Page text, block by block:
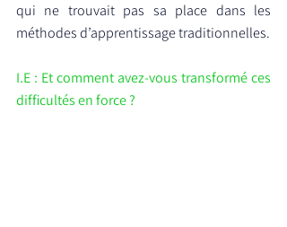
qui ne trouvait pas sa place dans les
méthodes d’apprentissage traditionnelles.
I.E : Et comment avez-vous transformé ces
difficultés en force ?